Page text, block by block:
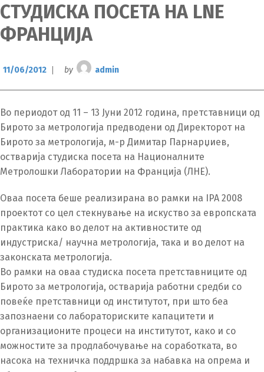
СТУДИСКА ПОСЕТА НА LNE
ФРАНЦИЈА
11/06/2012 by admin
Во периодот од 11 – 13 Јуни 2012 година, претставници од
Бирото за метрологија предводени од Директорот на
Бирото за метрологија, м-р Димитар Парнарџиев,
остварија студиска посета на Националните
Метролошки Лаборатории на Франција (ЛНЕ).
Оваа посета беше реализирана во рамки на IPA 2008
проектот со цел стекнување на искуство за европската
практика како во делот на активностите од
индустриска/ научна метрологија, така и во делот на
законската метрологија.
Во рамки на оваа студиска посета претставниците од
Бирото за метрологија, остварија работни средби со
повеќе претставници од институтот, при што беа
запознаени со лабораториските капацитети и
организационите процеси на институтот, како и со
можностите за продлабочување на соработката, во
насока на техничка поддршка за набавка на опрема и
Switch The Language
македонски Albanian